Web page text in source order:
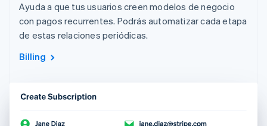
Ayuda a que tus usuarios creen modelos de negocio
con pagos recurrentes. Podrás automatizar cada etapa
de estas relaciones periódicas.
Billing